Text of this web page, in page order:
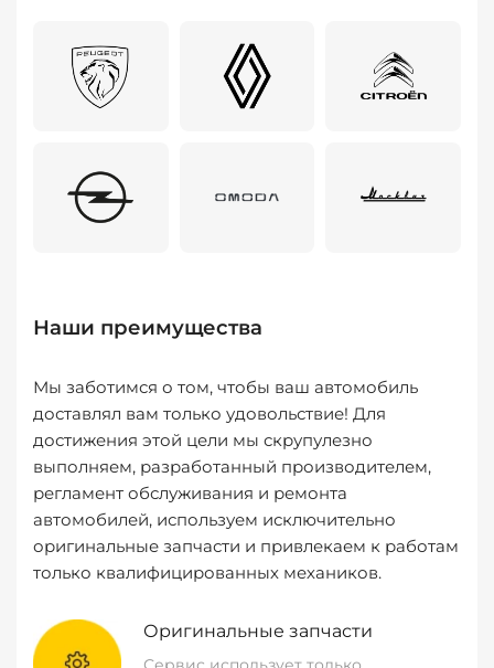
Наши преимущества
Мы заботимся о том, чтобы ваш автомобиль
доставлял вам только удовольствие! Для
достижения этой цели мы скрупулезно
выполняем, разработанный производителем,
регламент обслуживания и ремонта
автомобилей, используем исключительно
оригинальные запчасти и привлекаем к работам
только квалифицированных механиков.
Оригинальные запчасти